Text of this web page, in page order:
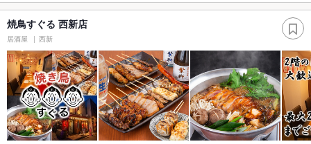
焼鳥すぐる 西新店
居酒屋 西新